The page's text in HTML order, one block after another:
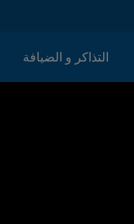
التذاكر و الضيافة